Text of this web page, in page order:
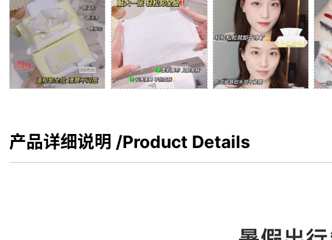
产品详细说明 /Product Details